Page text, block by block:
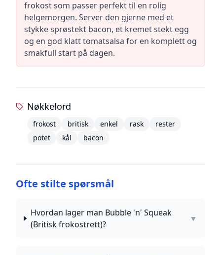
frokost som passer perfekt til en rolig
helgemorgen. Server den gjerne med et
stykke sprøstekt bacon, et kremet stekt egg
og en god klatt tomatsalsa for en komplett og
smakfull start på dagen.
Nøkkelord
frokost britisk enkel rask
rester
potet
kål bacon
Ofte stilte spørsmål
Hvordan lager man Bubble 'n' Squeak
(Britisk frokostrett)?
▼